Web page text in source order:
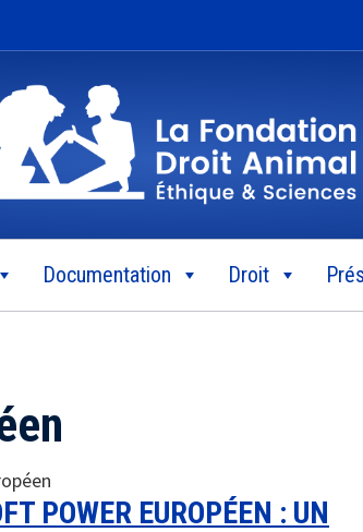
Documentation Droit
POWER EUROPÉEN : UN